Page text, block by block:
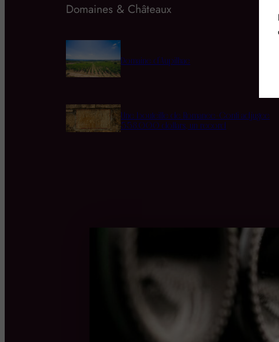
Domaines & Châteaux
Domaine d’Aupilhac
Une bouteille de Romanée-Conti adjugée
558.000 dollars, un record